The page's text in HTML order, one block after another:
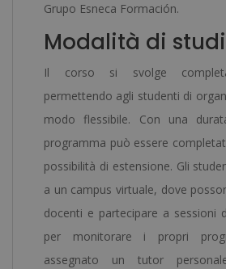
Grupo Esneca Formación.
Modalità di
Il corso si svolge
permettendo agli studenti di
modo flessibile. Con una
programma può essere
possibilità di estensione. Gli
a un campus virtuale, dove
docenti e partecipare a sessioni
per monitorare i propri
assegnato un tutor